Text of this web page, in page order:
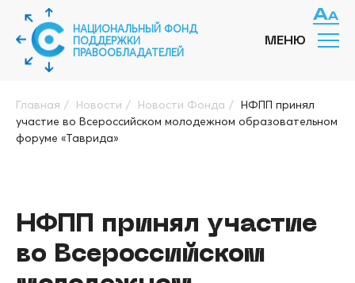
НАЦИОНАЛЬНЫЙ ФОНД
ПОДДЕРЖКИ
ПРАВООБЛАДАТЕЛЕЙ
МЕНЮ
Главная / Новости / Новости Фонда / НФПП принял
участие во Всероссийском молодежном образовательном
форуме «Таврида»
НФПП принял участие
во Всероссийском